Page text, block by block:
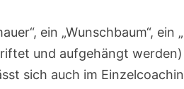
ein „Wunschbaum“, ein
und aufgehängt
sich auch im